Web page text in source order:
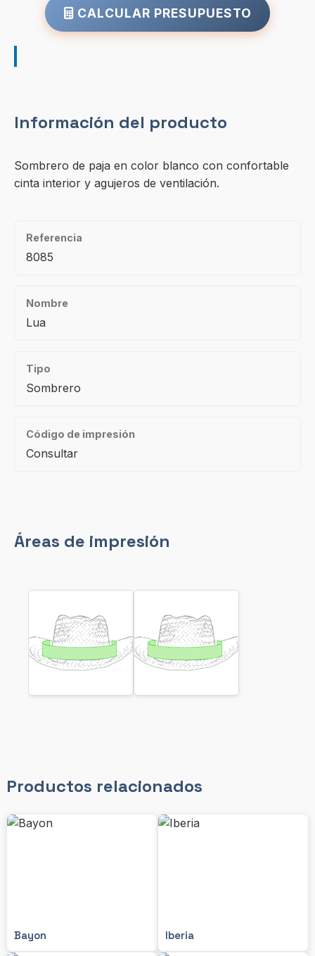
CALCULAR PRESUPUESTO
Información del producto
Sombrero de paja en color blanco con confortable
cinta interior y agujeros de ventilación.
Referencia
8085
Nombre
Lua
Tipo
Sombrero
Código de impresión
Consultar
Áreas de impresión
Productos relacionados
Bayon Iberia